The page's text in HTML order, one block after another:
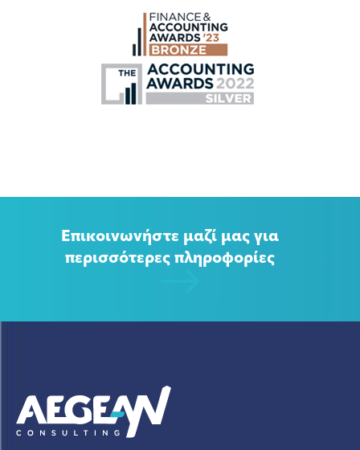
Επικοινωνήστε μαζί μας για
περισσότερες πληροφορίες